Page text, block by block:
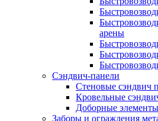
арены
Сэндвич-панели
Стеновые сэндвич
Кровельные
Доборные элементы
Заборы и ограждения